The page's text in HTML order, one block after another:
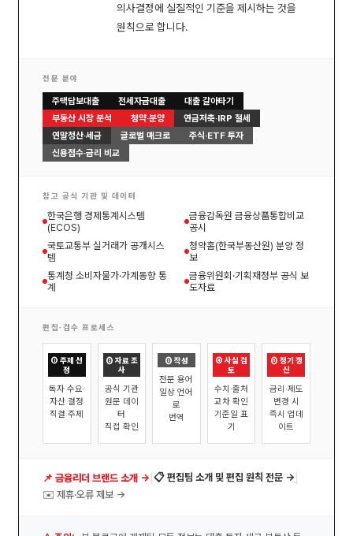
의사결정에 실질적인 기준을 제시하는 것을
원칙으로 합니다.
전문 분야
주택담보대출 전세자금대출
대출 갈아타기
부동산 시장 분석
청약·분양
연금저축·IRP 절세
연말정산·세금
글로벌 매크로
주식·ETF 투자
신용점수·금리 비교
참고 공식 기관 및 데이터
한국은행 경제통계시스템
(ECOS)
금융감독원 금융상품통합비교
공시
국토교통부 실거래가 공개시스
템
청약홈(한국부동산원) 분양 정
보
통계청 소비자물가·가계동향 통
계
금융위원회·기획재정부 공식 보
도자료
편집·검수 프로세스
① 주제 선
정
독자 수요·
자산 결정
직결 주제
② 자료 조
사
공식 기관
원문 데이
터
직접 확인
③ 작성
전문 용어
일상 언어
로
번역
④ 사실 검
토
수치·출처
교차 확인
기준일 표
기
⑤ 정기 갱
신
금리·제도
변경 시
즉시 업데
이트
📌 금융리더 브랜드 소개 → 📋 편집팀 소개 및 편집 원칙 전문 →
✉️ 제휴·오류 제보 →